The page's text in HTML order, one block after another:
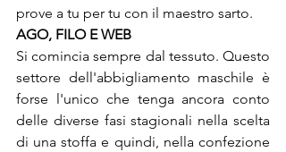
prove a tu per tu con il maestro sarto.
AGO, FILO E WEB
Si comincia sempre dal tessuto. Questo
settore dell'abbigliamento maschile è
forse l'unico che tenga ancora conto
delle diverse fasi stagionali nella scelta
di una stoffa e quindi, nella confezione